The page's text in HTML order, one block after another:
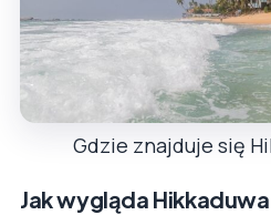
Gdzie znajduje się
Jak wygląda